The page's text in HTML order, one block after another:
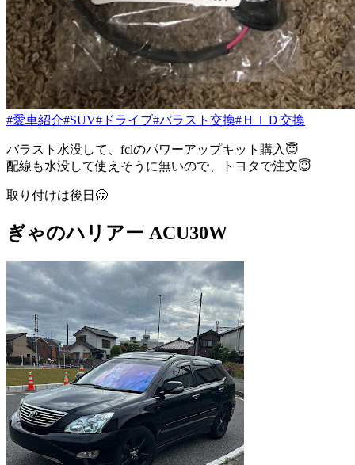
#愛車紹介#SUV#ドライブ#バラスト交換#ＨＩＤ交換
バラスト水没して、fclのパワーアップキット購入😇
配線も水没して使えそうに無いので、トヨタで注文😇
取り付けは後日🥱
ぎゃのハリアー ACU30W